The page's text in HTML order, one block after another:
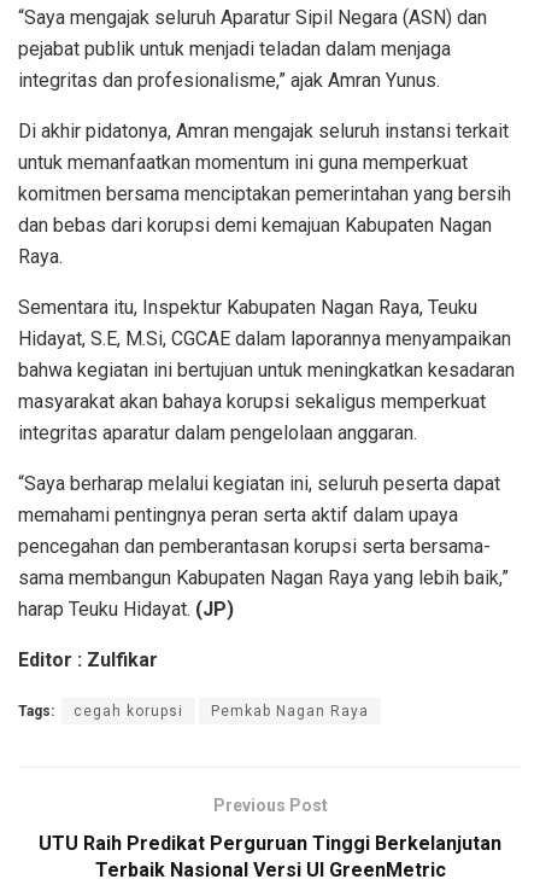
“Saya mengajak seluruh Aparatur Sipil Negara (ASN) dan
pejabat publik untuk menjadi teladan dalam menjaga
integritas dan profesionalisme,” ajak Amran Yunus.
Di akhir pidatonya, Amran mengajak seluruh instansi terkait
untuk memanfaatkan momentum ini guna memperkuat
komitmen bersama menciptakan pemerintahan yang bersih
dan bebas dari korupsi demi kemajuan Kabupaten Nagan
Raya.
Sementara itu, Inspektur Kabupaten Nagan Raya, Teuku
Hidayat, S.E, M.Si, CGCAE dalam laporannya menyampaikan
bahwa kegiatan ini bertujuan untuk meningkatkan kesadaran
masyarakat akan bahaya korupsi sekaligus memperkuat
integritas aparatur dalam pengelolaan anggaran.
“Saya berharap melalui kegiatan ini, seluruh peserta dapat
memahami pentingnya peran serta aktif dalam upaya
pencegahan dan pemberantasan korupsi serta bersama-
sama membangun Kabupaten Nagan Raya yang lebih baik,”
harap Teuku Hidayat. (JP)
Editor : Zulfikar
Tags: cegah korupsi Pemkab Nagan Raya
Previous Post
UTU Raih Predikat Perguruan Tinggi Berkelanjutan
Terbaik Nasional Versi UI GreenMetric